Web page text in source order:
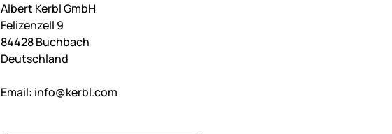
Albert Kerbl GmbH
Felizenzell 9
84428 Buchbach
Deutschland
Email: info@kerbl.com